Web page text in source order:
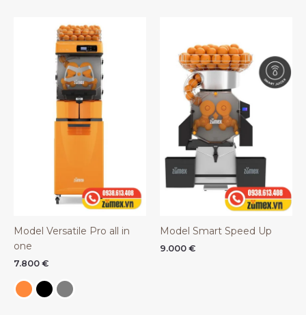
Model Versatile Pro all in
one
7.800 €
Model Smart Speed Up
9.000 €